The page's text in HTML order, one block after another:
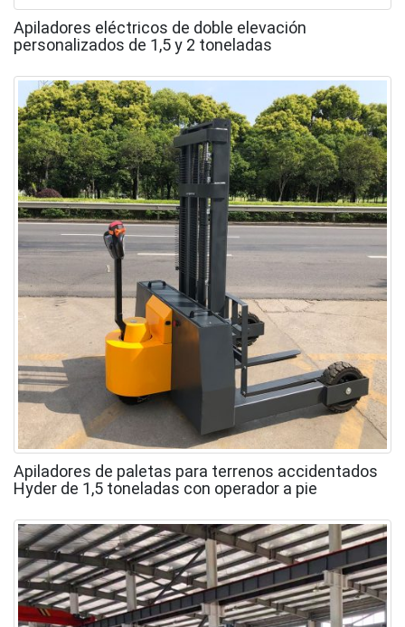
Apiladores eléctricos de doble elevación
personalizados de 1,5 y 2 toneladas
Apiladores de paletas para terrenos accidentados
Hyder de 1,5 toneladas con operador a pie